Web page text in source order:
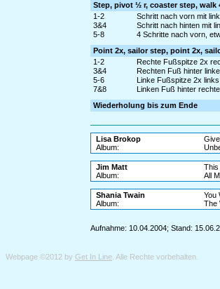
Step, pivot ½ r, coaster step, walk
1-2
Schritt nach vorn mit
3&4
Schritt nach hinten mit
5-8
4 Schritte nach vorn,
Point 2x, sailor step, point 2x,
1-2
Rechte Fußspitze 2x
3&4
Rechten Fuß hinter
5-6
Linke Fußspitze 2x
7&8
Linken Fuß hinter
Wiederholung bis zum Ende
Lisa Brokop
Album:
Jim Matt
This
Album:
All
Shania Twain
You
Album:
The
Aufnahme: 10.04.2004; Stand:
Webpage ©2012 by Get In Line . Alle Rechte vorbehalten.